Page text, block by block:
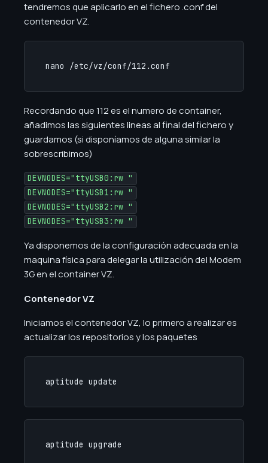
tendremos que aplicarlo en el fichero .conf del
contenedor VZ.
nano /etc/vz/conf/112.conf
Recordando que 112 es el numero de container,
añadimos las siguientes lineas al final del fichero y
guardamos (si disponíamos de alguna similar la
sobrescribimos)
DEVNODES="ttyUSB0:rw "
DEVNODES="ttyUSB1:rw "
DEVNODES="ttyUSB2:rw "
DEVNODES="ttyUSB3:rw "
Ya disponemos de la configuración adecuada en la
maquina física para delegar la utilización del Modem
3G en el container VZ.
Contenedor VZ
Iniciamos el contenedor VZ, lo primero a realizar es
actualizar los repositorios y los paquetes
aptitude update
aptitude upgrade